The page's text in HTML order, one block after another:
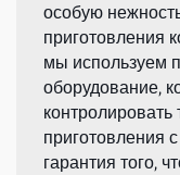
особую
приготовления
мы используем
оборудование,
приготовления
гарантия того,